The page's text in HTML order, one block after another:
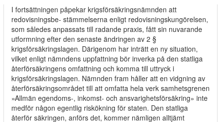
I fortsättningen påpekar krigsförsäkringsnämnden att
redovisningsbe- stämmelserna enligt redovisningskungörelsen,
som således anpassats till radande praxis, fått sin nuvarande
utformning efter den senaste ändringen av 2 §
krigsförsäkringslagen. Därigenom har inträtt en ny situation,
vilket enligt nämndens uppfattning bör inverka på den statliga
återförsäkringens omfattning och komma till uttryck i
krigsförsäkringslagen. Nämnden fram­ håller att en vidgning av
återförsäkringsområdet till att omfatta hela verk­ samhetsgrenen
»Allmän egendoms-, inkomst- och ansvarighetsförsäkring» inte
medför någon egentlig riskökning för staten. Den statliga
återför­ säkringen, anförs det, kommer nämligen alltjämt